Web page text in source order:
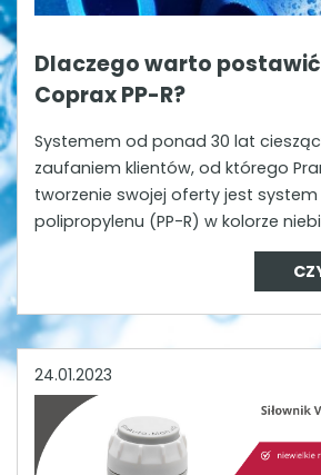
Dlaczego warto
Coprax PP-R?
Systemem od ponad 30 lat
zaufaniem klientów, od którego
tworzenie swojej oferty jest system
polipropylenu (PP-R) w kolorze
24.01.2023